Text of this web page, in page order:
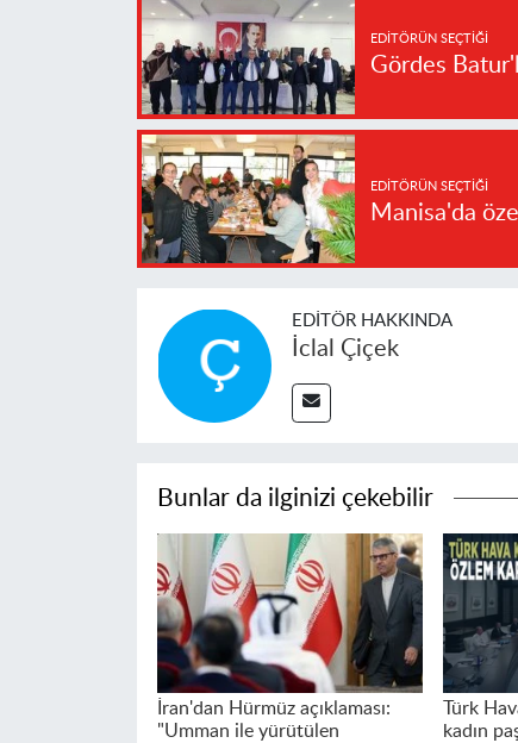
EDITÖRÜN SEÇTIĞI
Gördes
EDITÖRÜN SEÇTIĞI
Manisa'da
EDITÖR HAKKINDA
İclal Çiçek
Bunlar da ilginizi çekebilir
İran'dan Hürmüz açıklaması:
"Umman ile yürütülen
Türk
kadın